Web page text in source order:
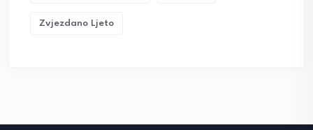
Zvjezdano Ljeto